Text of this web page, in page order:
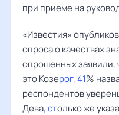
при приеме на
«Известия»
опроса о качествах
опрошенных заявили,
это Козерог, 41%
респондентов
Дева, столько же